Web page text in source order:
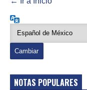
NOTAS POPULARES